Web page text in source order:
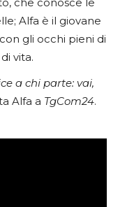
che conosce le
Alfa è il giovane
gli occhi pieni di
vita.
a chi parte: vai,
Alfa a TgCom24.